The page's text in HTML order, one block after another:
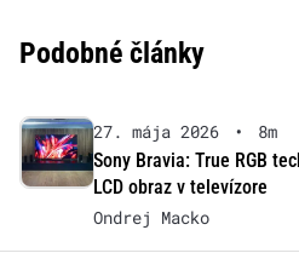
Podobné články
27. mája 2026 •
8m
Sony Bravia: True RGB
LCD obraz v televízore
Ondrej Macko